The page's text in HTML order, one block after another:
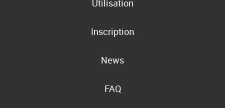
Utilisation
Inscription
News
FAQ